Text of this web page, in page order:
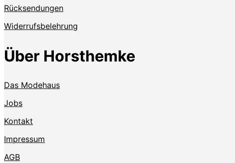
Rücksendungen
Widerrufsbelehrung
Über Horsthemke
Das Modehaus
Jobs
Kontakt
Impressum
AGB